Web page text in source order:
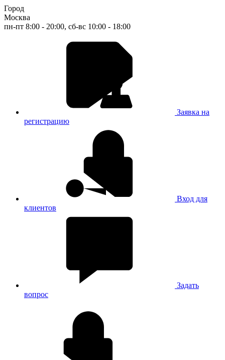
Город
Москва
пн-пт 8:00 - 20:00, сб-вс 10:00 - 18:00
Заявка на
регистрацию
Вход для
клиентов
Задать
вопрос